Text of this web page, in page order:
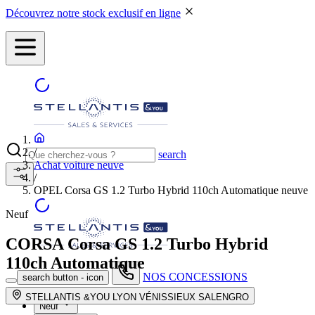
Découvrez notre stock exclusif en ligne
search
search button - icon NOS CONCESSIONS
Neuf
/
Achat voiture neuve
/
OPEL Corsa GS 1.2 Turbo Hybrid 110ch Automatique neuve
Neuf
CORSA Corsa GS 1.2 Turbo Hybrid
110ch Automatique
STELLANTIS &YOU LYON VÉNISSIEUX SALENGRO